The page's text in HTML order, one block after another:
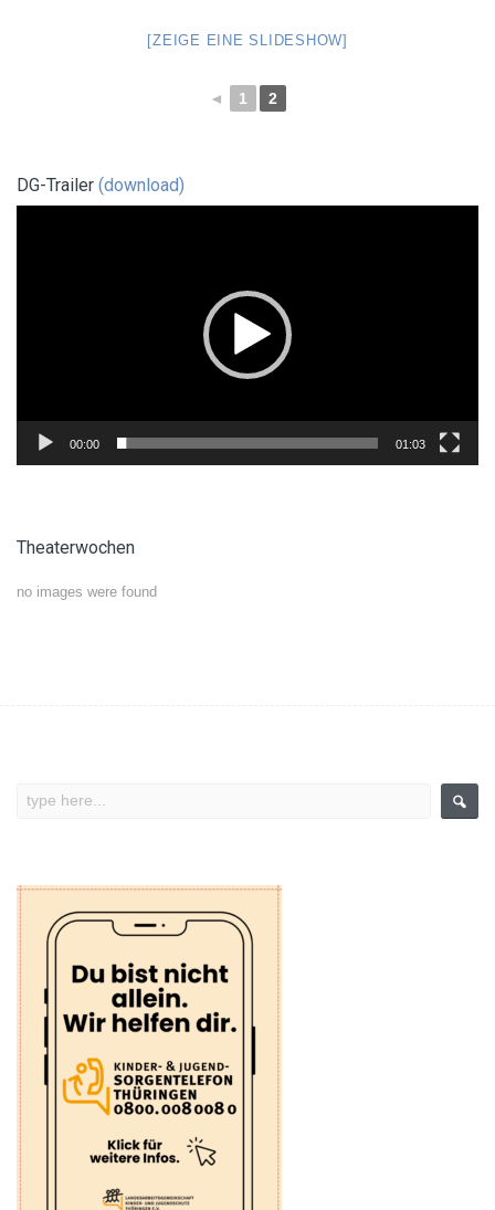
[ZEIGE EINE SLIDESHOW]
◄ 1 2
DG-Trailer (download)
00:00 01:03
Theaterwochen
no images were found